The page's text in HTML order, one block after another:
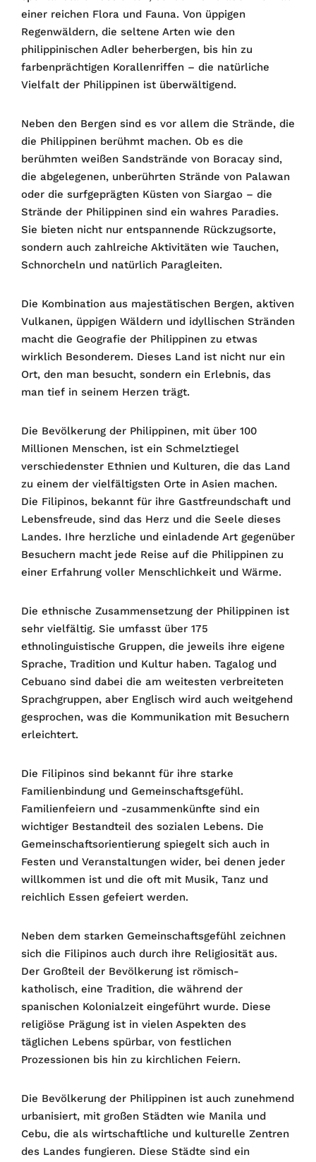
einer reichen Flora und Fauna. Von üppigen
Regenwäldern, die seltene Arten wie den
philippinischen Adler beherbergen, bis hin zu
farbenprächtigen Korallenriffen – die natürliche
Vielfalt der Philippinen ist überwältigend.
Neben den Bergen sind es vor allem die Strände, die
die Philippinen berühmt machen. Ob es die
berühmten weißen Sandstrände von Boracay sind,
die abgelegenen, unberührten Strände von Palawan
oder die surfgeprägten Küsten von Siargao – die
Strände der Philippinen sind ein wahres Paradies.
Sie bieten nicht nur entspannende Rückzugsorte,
sondern auch zahlreiche Aktivitäten wie Tauchen,
Schnorcheln und natürlich Paragleiten.
Die Kombination aus majestätischen Bergen, aktiven
Vulkanen, üppigen Wäldern und idyllischen Stränden
macht die Geografie der Philippinen zu etwas
wirklich Besonderem. Dieses Land ist nicht nur ein
Ort, den man besucht, sondern ein Erlebnis, das
man tief in seinem Herzen trägt.
Die Bevölkerung der Philippinen, mit über 100
Millionen Menschen, ist ein Schmelztiegel
verschiedenster Ethnien und Kulturen, die das Land
zu einem der vielfältigsten Orte in Asien machen.
Die Filipinos, bekannt für ihre Gastfreundschaft und
Lebensfreude, sind das Herz und die Seele dieses
Landes. Ihre herzliche und einladende Art gegenüber
Besuchern macht jede Reise auf die Philippinen zu
einer Erfahrung voller Menschlichkeit und Wärme.
Die ethnische Zusammensetzung der Philippinen ist
sehr vielfältig. Sie umfasst über 175
ethnolinguistische Gruppen, die jeweils ihre eigene
Sprache, Tradition und Kultur haben. Tagalog und
Cebuano sind dabei die am weitesten verbreiteten
Sprachgruppen, aber Englisch wird auch weitgehend
gesprochen, was die Kommunikation mit Besuchern
erleichtert.
Die Filipinos sind bekannt für ihre starke
Familienbindung und Gemeinschaftsgefühl.
Familienfeiern und -zusammenkünfte sind ein
wichtiger Bestandteil des sozialen Lebens. Die
Gemeinschaftsorientierung spiegelt sich auch in
Festen und Veranstaltungen wider, bei denen jeder
willkommen ist und die oft mit Musik, Tanz und
reichlich Essen gefeiert werden.
Neben dem starken Gemeinschaftsgefühl zeichnen
sich die Filipinos auch durch ihre Religiosität aus.
Der Großteil der Bevölkerung ist römisch-
katholisch, eine Tradition, die während der
spanischen Kolonialzeit eingeführt wurde. Diese
religiöse Prägung ist in vielen Aspekten des
täglichen Lebens spürbar, von festlichen
Prozessionen bis hin zu kirchlichen Feiern.
Die Bevölkerung der Philippinen ist auch zunehmend
urbanisiert, mit großen Städten wie Manila und
Cebu, die als wirtschaftliche und kulturelle Zentren
des Landes fungieren. Diese Städte sind ein